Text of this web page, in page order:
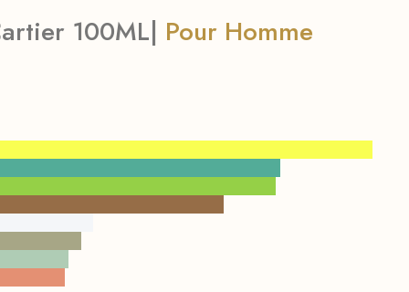
100ML| Pour Homme